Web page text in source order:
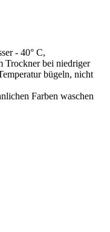
- 40° C,
Trockner bei niedriger
bügeln, nicht
Farben waschen